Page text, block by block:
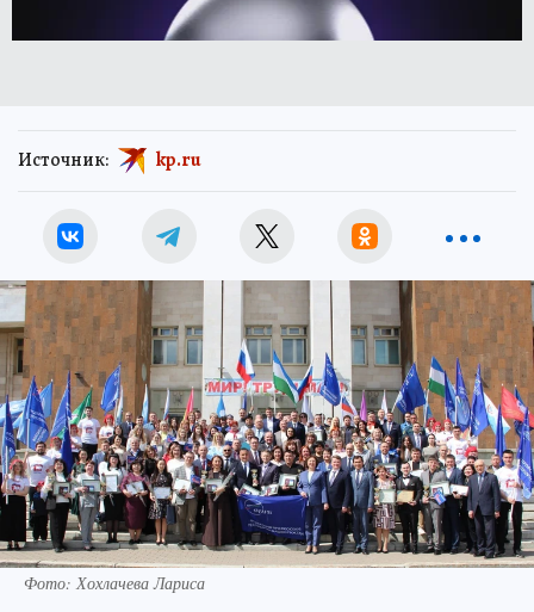
Источник: kp.ru
Фото: Хохлачева Лариса